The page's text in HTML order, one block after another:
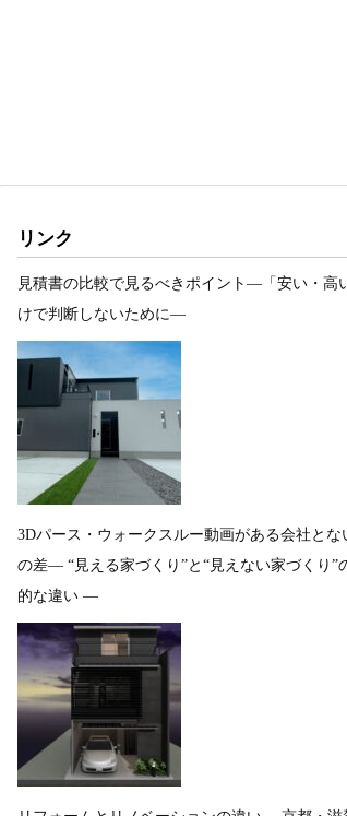
リンク
見積書の比較で見るべきポイント―「安い・高
けで判断しないために―
3Dパース・ウォークスルー動画がある会社とな
の差— “見える家づくり”と“見えない家づくり”
的な違い —